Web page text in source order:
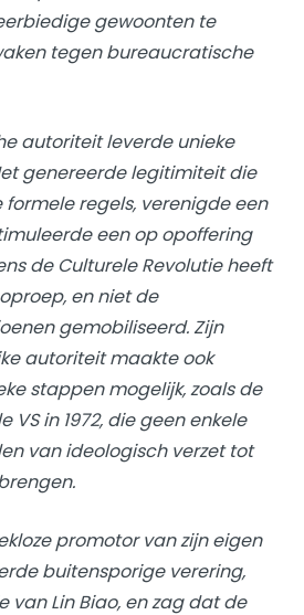
gewoonten te
tegen bureaucratische
autoriteit leverde unieke
genereerde legitimiteit die
regels, verenigde een
een op opoffering
de Culturele Revolutie heeft
en niet de
gemobiliseerd. Zijn
autoriteit maakte ook
stappen mogelijk, zoals de
VS in 1972, die geen enkele
van ideologisch verzet tot
promotor van zijn eigen
buitensporige verering,
van Lin Biao, en zag dat de